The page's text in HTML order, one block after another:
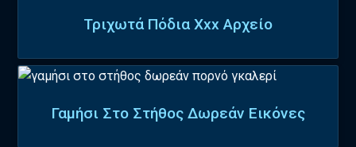
Τριχωτά Πόδια Xxx Αρχείο
Γαμήσι Στο Στήθος Δωρεάν Εικόνες